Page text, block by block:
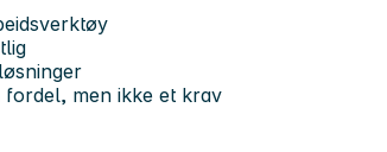
fordel, men ikke et krav